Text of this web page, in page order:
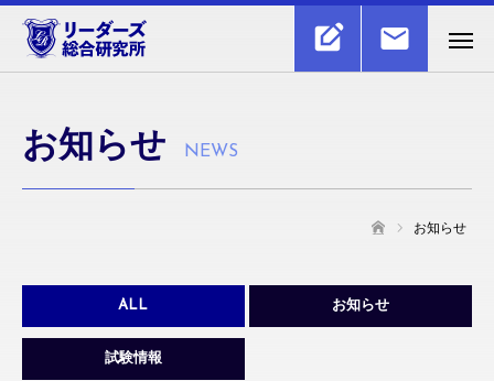
お知らせ NEWS
ホーム お知らせ
ALL お知らせ
試験情報